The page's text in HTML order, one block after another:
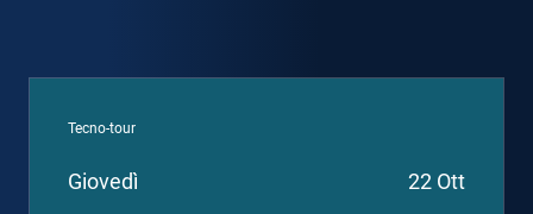
Tecno-tour
Giovedì 22 Ott